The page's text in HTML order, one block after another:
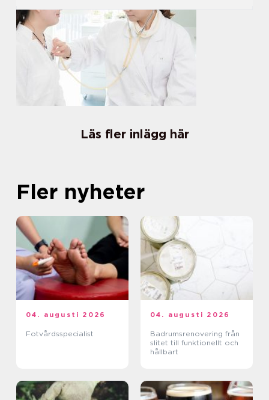
Läs fler inlägg här
Fler nyheter
04. augusti 2026
Fotvårdsspecialist
04. augusti 2026
Badrumsrenovering från
slitet till funktionellt och
hållbart